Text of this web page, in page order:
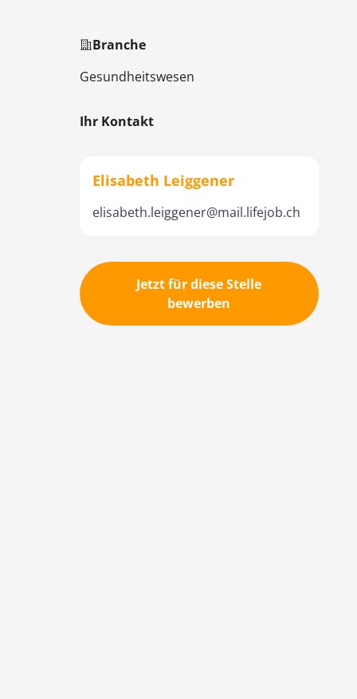
Branche
Gesundheitswesen
Ihr Kontakt
Elisabeth Leiggener
elisabeth.leiggener@mail.lifejob.ch
Jetzt für diese Stelle
bewerben